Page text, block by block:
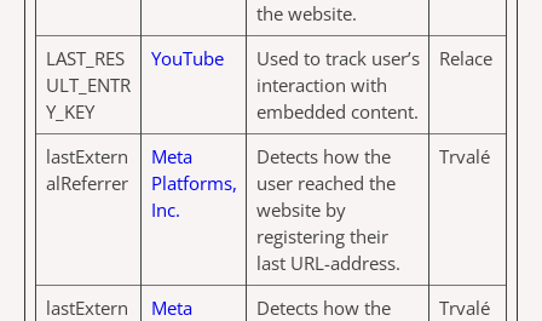
the website.
LAST_RES
ULT_ENTR
Y_KEY
YouTube
Used to track user’s
interaction with
embedded content.
Relace
lastExtern
alReferrer
Meta
Platforms,
Inc.
Detects how the
user reached the
website by
registering their
last URL-address.
Trvalé
lastExtern
Meta
Detects how the
Trvalé